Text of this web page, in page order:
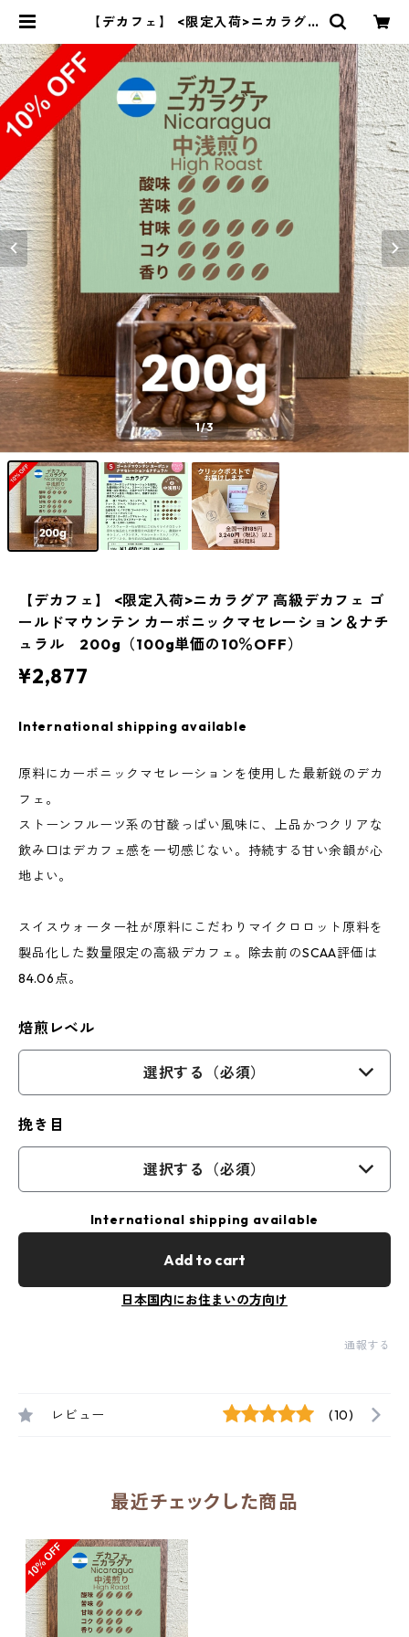
【デカフェ】 <限定入荷>ニカラグア
カーボニックマセレーション＆ナチ
ュラル 200g（100g単価の10％
OFF） | 豆丸珈琲
1/3
【デカフェ】 <限定入荷>ニカラグア 高級デカフェ ゴ
ールドマウンテン カーボニックマセレーション＆ナチ
ュラル 200g（100g単価の10％OFF）
¥2,877
International shipping available
原料にカーボニックマセレーションを使用した最新鋭のデカ
フェ。
ストーンフルーツ系の甘酸っぱい風味に、上品かつクリアな
飲み口はデカフェ感を一切感じない。持続する甘い余韻が心
地よい。
スイスウォーター社が原料にこだわりマイクロロット原料を
製品化した数量限定の高級デカフェ。除去前のSCAA評価は
84.06点。
焙煎レベル
選択する（必須）
挽き目
選択する（必須）
International shipping available
Add to cart
日本国内にお住まいの方向け
通報する
レビュー (10)
最近チェックした商品